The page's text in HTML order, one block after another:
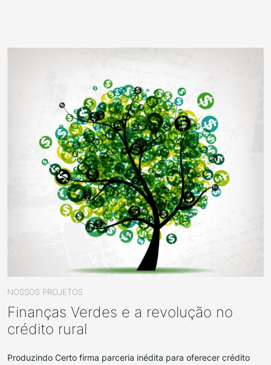
NOSSOS PROJETOS
Finanças Verdes e a revolução no
crédito rural
Produzindo Certo firma parceria inédita para oferecer crédito